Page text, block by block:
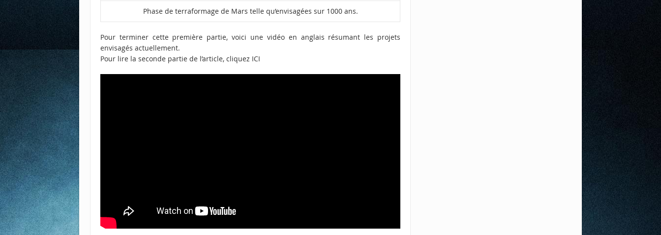
Phase de terraformage de Mars telle qu’envisagées sur 1000 ans.
Pour terminer cette première partie, voici une vidéo en anglais résumant les projets
envisagés actuellement.
Pour lire la seconde partie de l’article, cliquez ICI